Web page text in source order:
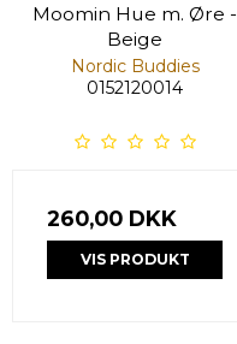
Moomin Hue m. Øre -
Beige
Nordic Buddies
0152120014
260,00 DKK
VIS PRODUKT